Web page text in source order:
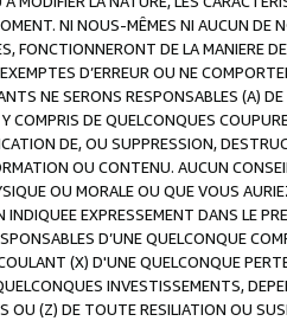
NI NOUS-MÊMES NI AUCUN DE
FONCTIONNERONT DE LA MANIERE
D’ERREUR OU NE
NE SERONS RESPONSABLES (A)
COMPRIS DE QUELCONQUES
DE, OU SUPPRESSION,
OU CONTENU. AUCUN
OU MORALE OU QUE VOUS
EXPRESSEMENT DANS LE
D’UNE QUELCONQUE
(X) D'UNE QUELCONQUE
INVESTISSEMENTS,
OU (Z) DE TOUTE RESILIATION OU